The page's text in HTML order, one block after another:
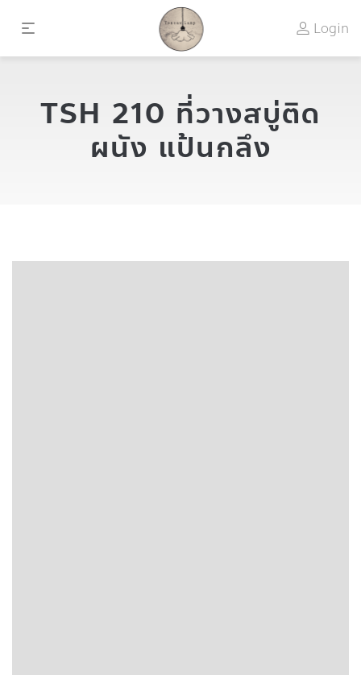
Login
TSH 210 ที่วางสบู่ติด
ผนัง แป้นกลึง